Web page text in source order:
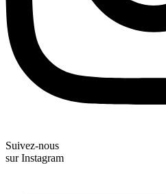
Suivez-nous
sur Instagram